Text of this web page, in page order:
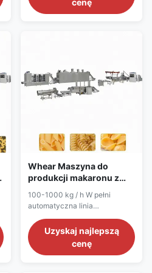
1. Maszyna do mieszania mąki:
wymieszaniu.Wszystkie części
...
cenę
Whear Maszyna do
produkcji makaronu z
kg / H
100-1000 kg / h W pełni
automatyczna linia
Spaghetti Macaroni Opis
produktu 1.100-1000 kg / h W
pełni automatyczna linia
Uzyskaj najlepszą
cenę